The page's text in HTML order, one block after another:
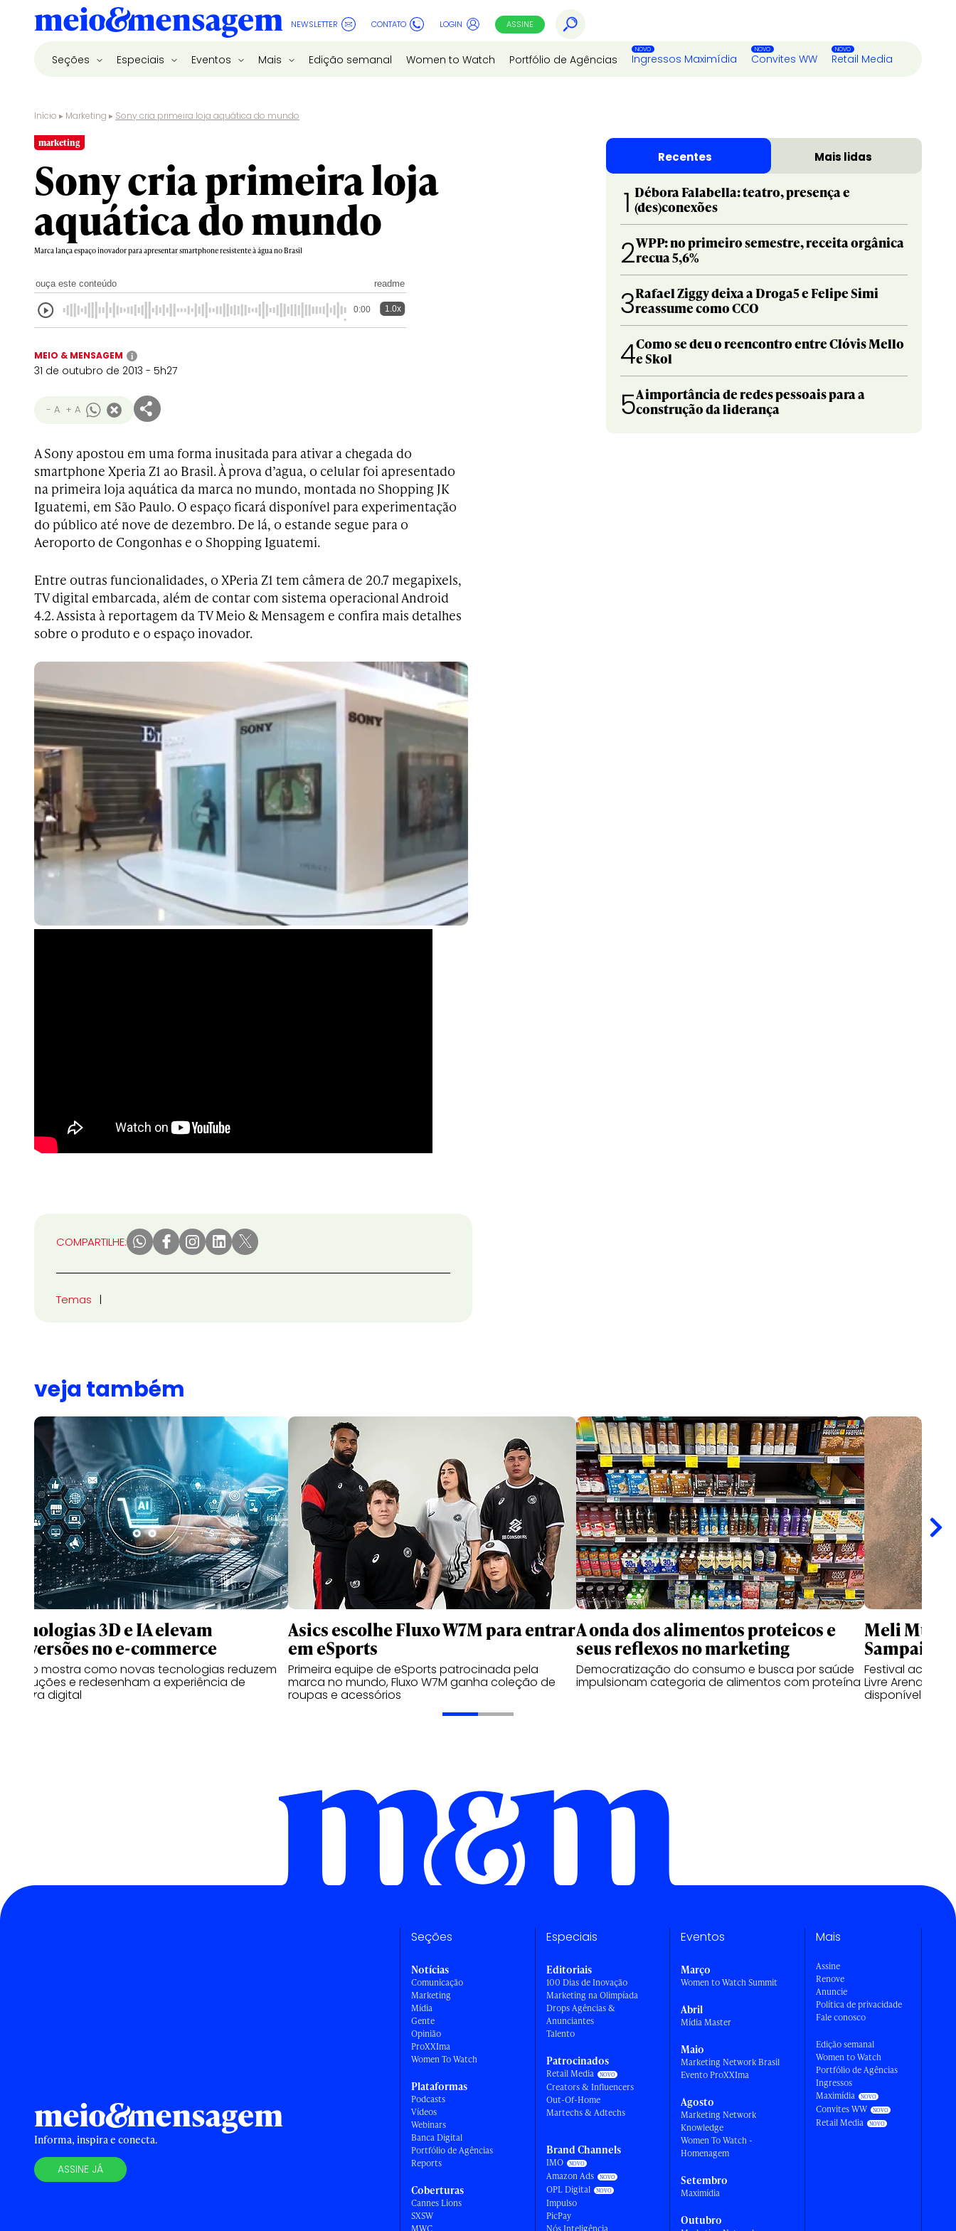
NEWSLETTER CONTATO LOGIN ASSINE
Seções Especiais Eventos Mais Edição semanal Women to Watch Portfólio de Agências Ingressos Maximídia Convites WW Retail Media
Início ▸ Marketing ▸ Sony cria primeira loja aquática do mundo
marketing
Sony cria primeira loja
aquática do mundo
Marca lança espaço inovador para apresentar smartphone resistente à água no Brasil
ouça este conteúdo readme
0:00 1.0x
MEIO & MENSAGEM i
31 de outubro de 2013 - 5h27
- A + A
A Sony apostou em uma forma inusitada para ativar a chegada do
smartphone Xperia Z1 ao Brasil. À prova d’agua, o celular foi apresentado
na primeira loja aquática da marca no mundo, montada no Shopping JK
Iguatemi, em São Paulo. O espaço ficará disponível para experimentação
do público até nove de dezembro. De lá, o estande segue para o
Aeroporto de Congonhas e o Shopping Iguatemi.
Entre outras funcionalidades, o XPeria Z1 tem câmera de 20.7 megapixels,
TV digital embarcada, além de contar com sistema operacional Android
4.2. Assista à reportagem da TV Meio & Mensagem e confira mais detalhes
sobre o produto e o espaço inovador.
COMPARTILHE:
Temas
Recentes Mais lidas
1 Débora Falabella: teatro, presença e
(des)conexões
2WPP: no primeiro semestre, receita orgânica
recua 5,6%
3Rafael Ziggy deixa a Droga5 e Felipe Simi
reassume como CCO
4Como se deu o reencontro entre Clóvis Mello
e Skol
5A importância de redes pessoais para a
construção da liderança
veja também
Tecnologias 3D e IA elevam
conversões no e-commerce
Estudo mostra como novas tecnologias reduzem
devoluções e redesenham a experiência de
compra digital
Asics escolhe Fluxo W7M para entrar
em eSports
Primeira equipe de eSports patrocinada pela
marca no mundo, Fluxo W7M ganha coleção de
roupas e acessórios
A onda dos alimentos proteicos e
seus reflexos no marketing
Democratização do consumo e busca por saúde
impulsionam categoria de alimentos com proteína
Meli
Sampaio e
Festival
Livre Arena
disponível
Informa, inspira e conecta.
ASSINE JÁ
Seções
Notícias
Comunicação
Marketing
Mídia
Gente
Opinião
ProXXIma
Women To Watch
Plataformas
Podcasts
Vídeos
Webinars
Banca Digital
Portfólio de Agências
Reports
Coberturas
Cannes Lions
SXSW
MWC
Especiais
Editoriais
100 Dias de Inovação
Marketing na Olimpíada
Drops Agências &
Anunciantes
Talento
Patrocinados
Retail Media
Creators & Influencers
Out-Of-Home
Martechs & Adtechs
Brand Channels
IMO
Amazon Ads
OPL Digital
Impulso
PicPay
Nós Inteligência
Eventos
Março
Women to Watch Summit
Abril
Mídia Master
Maio
Marketing Network Brasil
Evento ProXXIma
Agosto
Marketing Network
Knowledge
Women To Watch -
Homenagem
Setembro
Maximídia
Outubro
Mais
Assine
Renove
Anuncie
Política de privacidade
Fale conosco
Edição semanal
Women to Watch
Portfólio de Agências
Ingressos
Maximídia
Convites WW
Retail Media